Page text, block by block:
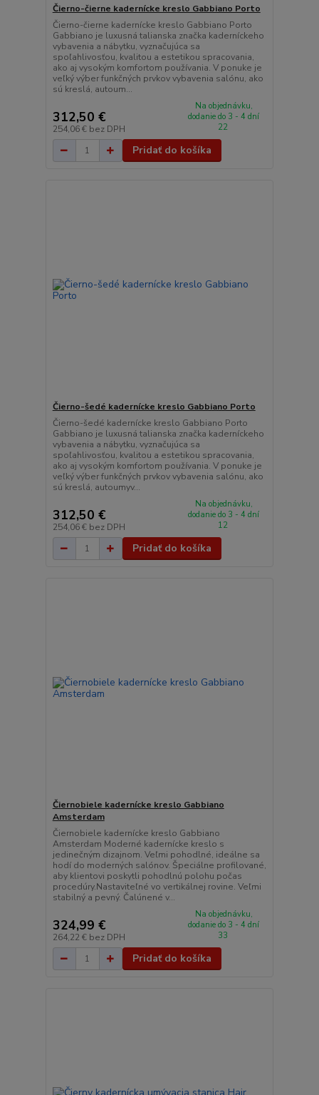
Čierno-čierne kadernícke kreslo Gabbiano Porto
Čierno-čierne kadernícke kreslo Gabbiano Porto
Gabbiano je luxusná talianska značka kaderníckeho
vybavenia a nábytku, vyznačujúca sa
spoľahlivosťou, kvalitou a estetikou spracovania,
ako aj vysokým komfortom používania. V ponuke je
veľký výber funkčných prvkov vybavenia salónu, ako
sú kreslá, autoum...
312,50 €
254,06 € bez DPH
Na objednávku,
dodanie do 3 - 4 dní
22
Pridať do košíka
Čierno-šedé kadernícke kreslo Gabbiano Porto
Čierno-šedé kadernícke kreslo Gabbiano Porto
Gabbiano je luxusná talianska značka kaderníckeho
vybavenia a nábytku, vyznačujúca sa
spoľahlivosťou, kvalitou a estetikou spracovania,
ako aj vysokým komfortom používania. V ponuke je
veľký výber funkčných prvkov vybavenia salónu, ako
sú kreslá, autoumyv...
312,50 €
254,06 € bez DPH
Na objednávku,
dodanie do 3 - 4 dní
12
Pridať do košíka
Čiernobiele kadernícke kreslo Gabbiano
Amsterdam
Čiernobiele kadernícke kreslo Gabbiano
Amsterdam Moderné kadernícke kreslo s
jedinečným dizajnom. Veľmi pohodlné, ideálne sa
hodí do moderných salónov. Špeciálne profilované,
aby klientovi poskytli pohodlnú polohu počas
procedúry.Nastaviteľné vo vertikálnej rovine. Veľmi
stabilný a pevný. Čalúnené v...
324,99 €
264,22 € bez DPH
Na objednávku,
dodanie do 3 - 4 dní
33
Pridať do košíka